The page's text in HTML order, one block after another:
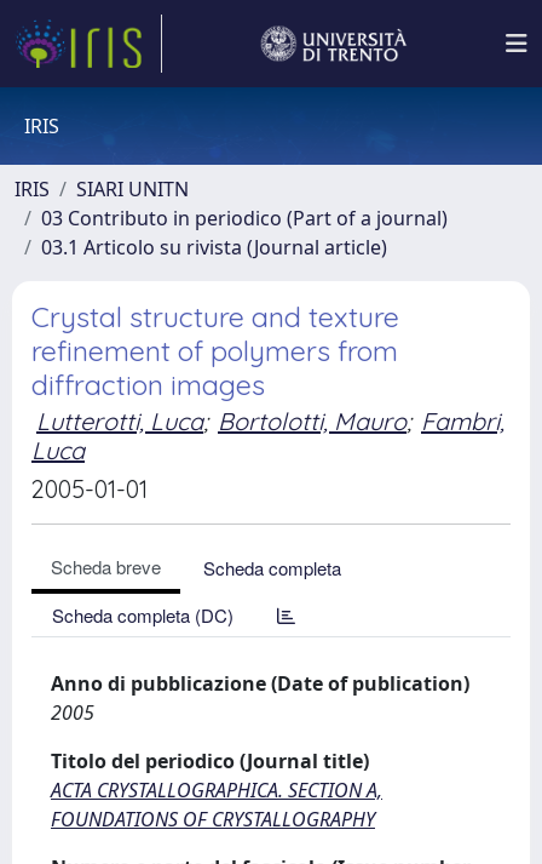
IRIS
IRIS
SIARI UNITN
03 Contributo in periodico (Part of a journal)
03.1 Articolo su rivista (Journal article)
Crystal structure and texture
refinement of polymers from
diffraction images
Lutterotti, Luca; Bortolotti, Mauro; Fambri,
Luca
2005-01-01
Scheda breve
Scheda completa
Scheda completa (DC)
Anno di pubblicazione (Date of publication)
2005
Titolo del periodico (Journal title)
ACTA CRYSTALLOGRAPHICA. SECTION A,
FOUNDATIONS OF CRYSTALLOGRAPHY